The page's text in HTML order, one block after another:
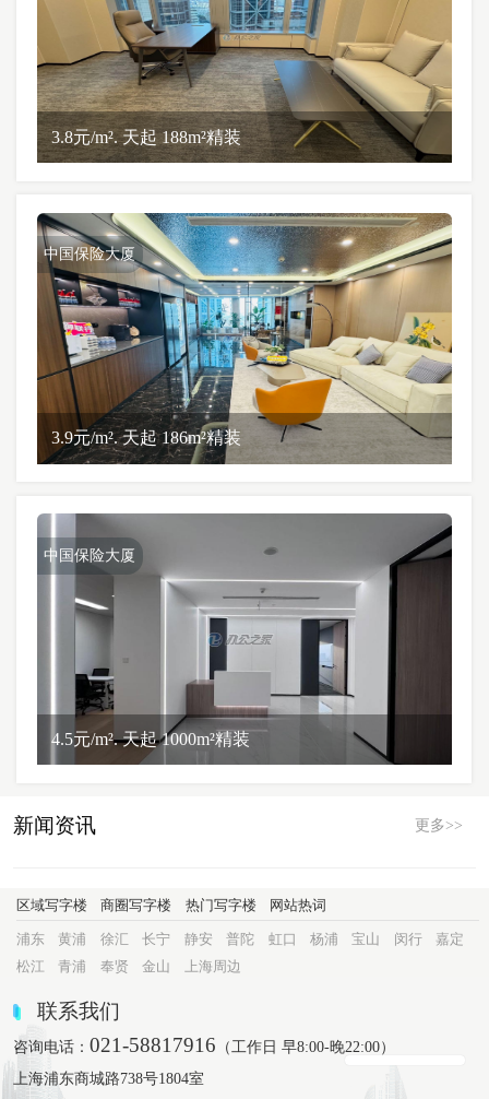
3.8元/m². 天起 188m²精装
中国保险大厦
3.9元/m². 天起 186m²精装
中国保险大厦
4.5元/m². 天起 1000m²精装
新闻资讯 更多>>
区域写字楼 商圈写字楼 热门写字楼 网站热词
浦东 黄浦 徐汇 长宁 静安 普陀 虹口 杨浦 宝山 闵行
嘉定
松江
青浦 奉贤 金山 上海周边
联系我们
咨询电话：021-58817916 （工作日 早8:00-晚22:00）
上海浦东商城路738号1804室